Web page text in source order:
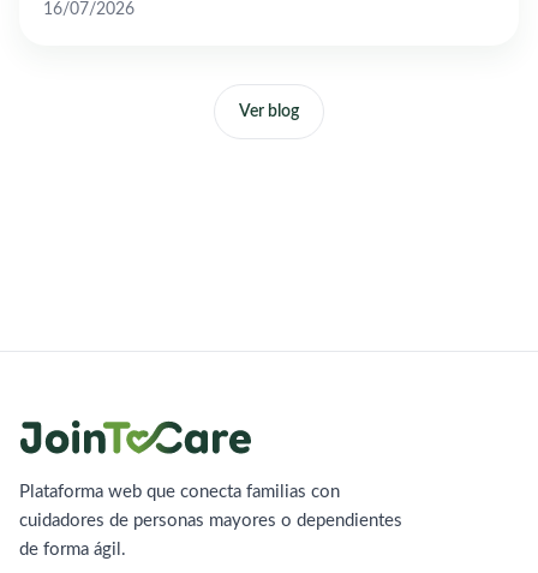
16/07/2026
Ver blog
Plataforma web que conecta familias con
cuidadores de personas mayores o dependientes
de forma ágil.